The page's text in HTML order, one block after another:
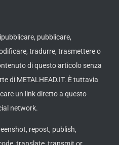
pubblicare,
tradurre, trasmettere o
di questo articolo senza
di METALHEAD.IT. È tuttavia
un link diretto a questo
network.
repost, publish,
translate, transmit or